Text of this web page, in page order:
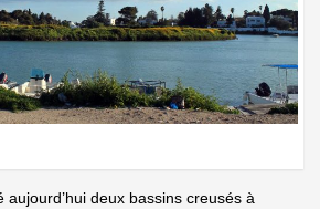
aujourd’hui deux bassins creusés à